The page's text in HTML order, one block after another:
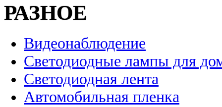
РАЗНОЕ
Видеонаблюдение
Светодиодные лампы для
Светодиодная лента
Автомобильная пленка